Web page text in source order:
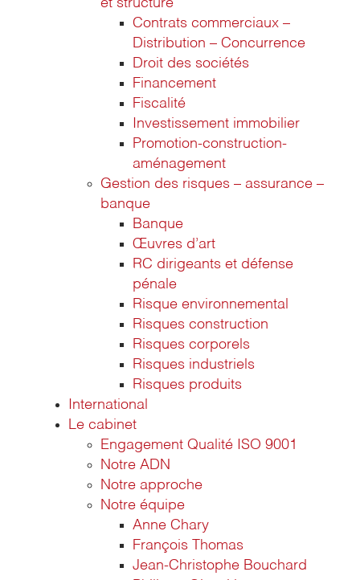
et structuré
Contrats commerciaux –
Distribution – Concurrence
Droit des sociétés
Financement
Fiscalité
Investissement immobilier
Promotion-construction-
aménagement
Gestion des risques – assurance –
banque
Banque
Œuvres d’art
RC dirigeants et défense
pénale
Risque environnemental
Risques construction
Risques corporels
Risques industriels
Risques produits
International
Le cabinet
Engagement Qualité ISO 9001
Notre ADN
Notre approche
Notre équipe
Anne Chary
François Thomas
Jean-Christophe Bouchard